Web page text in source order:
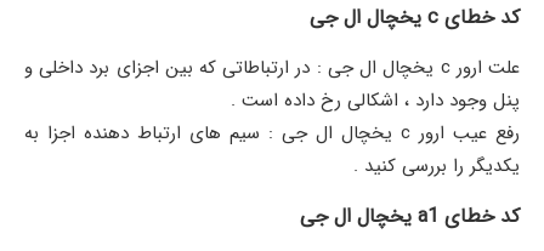
کد خطای c یخچال ال جی
علت ارور c یخچال ال جی : در ارتباطاتی که بین اجزای برد داخلی و
پنل وجود دارد ، اشکالی رخ داده است .
رفع عیب ارور c یخچال ال جی : سیم های ارتباط دهنده اجزا به
یکدیگر را بررسی کنید .
کد خطای a1 یخچال ال جی